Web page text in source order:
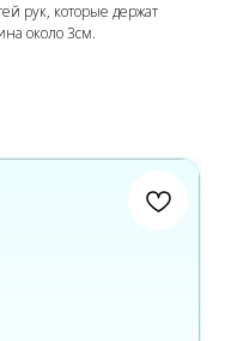
рук, которые держат
около 3см.